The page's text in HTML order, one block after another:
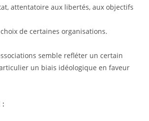
attentatoire aux libertés, aux objectifs
de certaines organisations.
semble refléter un certain
un biais idéologique en faveur
: